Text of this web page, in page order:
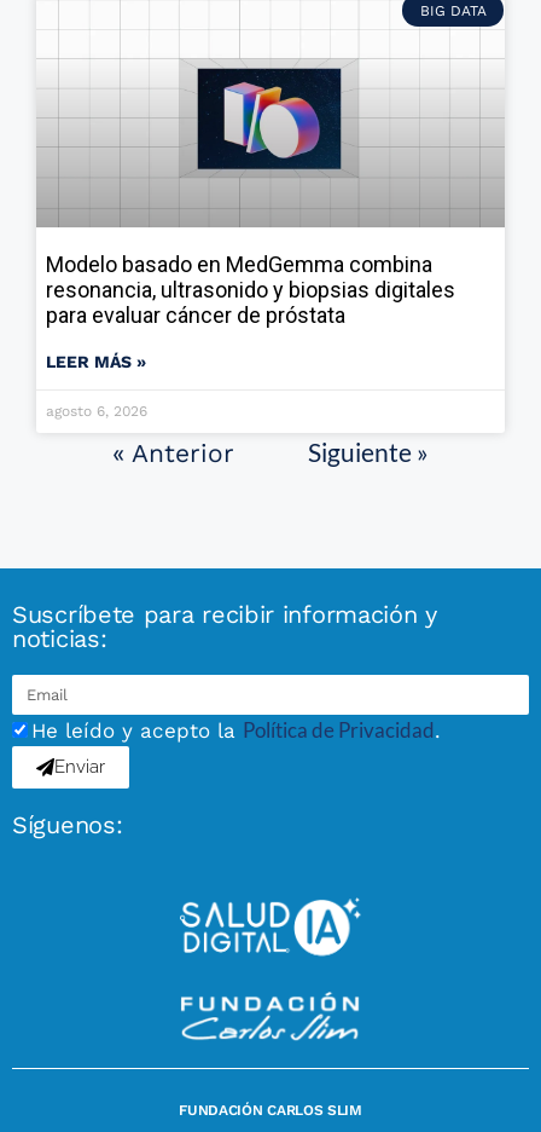
BIG DATA
Modelo basado en MedGemma combina
resonancia, ultrasonido y biopsias digitales
para evaluar cáncer de próstata
LEER MÁS »
agosto 6, 2026
« Anterior Siguiente »
Suscríbete para recibir información y
noticias:
He leído y acepto la Política de Privacidad.
Enviar
Síguenos:
FUNDACIÓN CARLOS SLIM